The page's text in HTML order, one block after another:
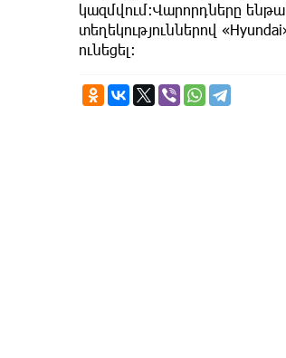
կազմվում։Վարորդները
տեղեկություններով
ունեցել։